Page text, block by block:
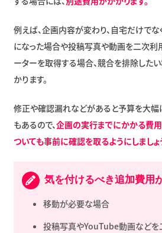
例えば、企画内容が変わり、自宅だけで
になった場合や投稿写真や動画を二次利
ーターを取得する場合、競合を排除した
かります。
修正や確認漏れなどがあると予算を大幅
もあるので、企画の実行までにかかる費用
ついても事前に確認を取るようにしましょ
気を付けるべき追加費用
移動が必要な場合
投稿写真やYouTube動画などを